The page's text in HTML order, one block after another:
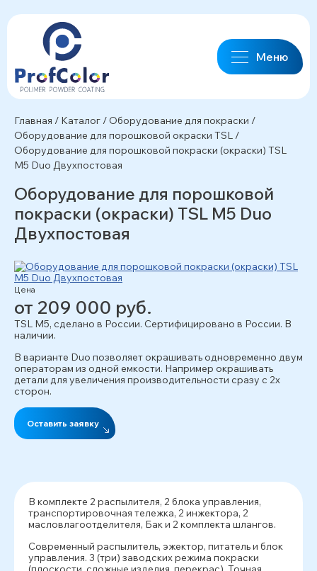
Меню
Главная / Каталог / Оборудование для покраски /
Оборудование для порошковой окраски TSL /
Оборудование для порошковой покраски (окраски) TSL
M5 Duo Двухпостовая
Оборудование для порошковой
покраски (окраски) TSL M5 Duo
Двухпостовая
Цена
от 209 000 руб.
TSL M5, сделано в России. Сертифицировано в России. В
наличии.
В варианте Duo позволяет окрашивать одновременно двум
операторам из одной емкости. Например окрашивать
детали для увеличения производительности сразу с 2х
сторон.
Оставить заявку
В комплекте 2 распылителя, 2 блока управления,
транспортировочная тележка, 2 инжектора, 2
масловлагоотделителя, Бак и 2 комплекта шлангов.
Современный распылитель, эжектор, питатель и блок
управления. 3 (три) заводских режима покраски